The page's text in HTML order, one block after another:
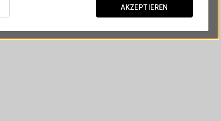
AKZEPTIEREN
MADRID